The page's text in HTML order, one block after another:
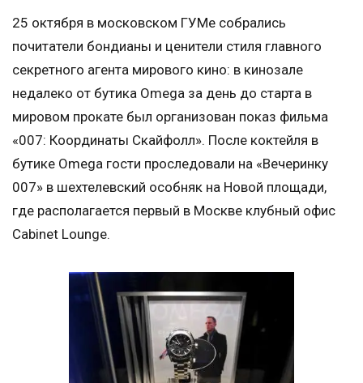
25 октября в московском ГУМе собрались
почитатели бондианы и ценители стиля главного
секретного агента мирового кино: в кинозале
недалеко от бутика Omega за день до старта в
мировом прокате был организован показ фильма
«007: Координаты Скайфолл». После коктейля в
бутике Omega гости проследовали на «Вечеринку
007» в шехтелевский особняк на Новой площади,
где располагается первый в Москве клубный офис
Cabinet Lounge.